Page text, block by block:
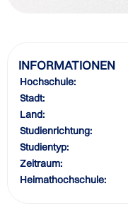
INFORMATIONEN
Hochschule:
Stadt:
Land:
Studienrichtung:
Studientyp:
Zeitraum:
Heimathochschule: